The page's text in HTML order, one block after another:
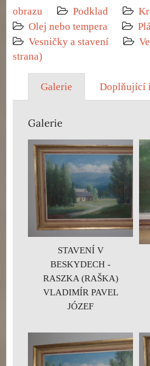
obrazu
Podklad
Olej nebo tempera
Vesničky a stavení
strana)
Galerie Doplňující
Galerie
STAVENÍ V
BESKYDECH -
RASZKA (RAŠKA)
VLADIMÍR PAVEL
JÓZEF